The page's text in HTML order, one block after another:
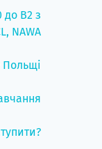
до B2 з
NAWA
Польщі